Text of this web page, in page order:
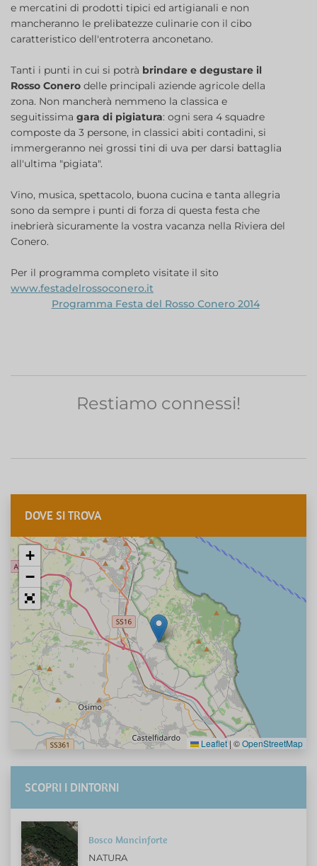
e mercatini di prodotti tipici ed artigianali e non
mancheranno le prelibatezze culinarie con il cibo
caratteristico dell'entroterra anconetano.
Tanti i punti in cui si potrà brindare e degustare il
Rosso Conero delle principali aziende agricole della
zona. Non mancherà nemmeno la classica e
seguitissima gara di pigiatura: ogni sera 4 squadre
composte da 3 persone, in classici abiti contadini, si
immergeranno nei grossi tini di uva per darsi battaglia
all'ultima "pigiata".
Vino, musica, spettacolo, buona cucina e tanta allegria
sono da sempre i punti di forza di questa festa che
inebrierà sicuramente la vostra vacanza nella Riviera del
Conero.
Per il programma completo visitate il sito
www.festadelrossoconero.it
Programma Festa del Rosso Conero 2014
Restiamo connessi!
DOVE SI TROVA
+
−
Leaflet | ©OpenStreetMap
SCOPRI I DINTORNI
Bosco Mancinforte
NATURA